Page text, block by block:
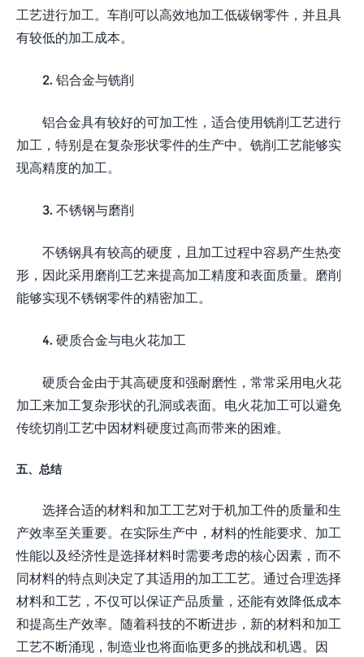
工艺进行加工。车削可以高效地加工低碳钢零件，并且具
有较低的加工成本。
2. 铝合金与铣削
铝合金具有较好的可加工性，适合使用铣削工艺进行
加工，特别是在复杂形状零件的生产中。铣削工艺能够实
现高精度的加工。
3. 不锈钢与磨削
不锈钢具有较高的硬度，且加工过程中容易产生热变
形，因此采用磨削工艺来提高加工精度和表面质量。磨削
能够实现不锈钢零件的精密加工。
4. 硬质合金与电火花加工
硬质合金由于其高硬度和强耐磨性，常常采用电火花
加工来加工复杂形状的孔洞或表面。电火花加工可以避免
传统切削工艺中因材料硬度过高而带来的困难。
五、总结
选择合适的材料和加工工艺对于机加工件的质量和生
产效率至关重要。在实际生产中，材料的性能要求、加工
性能以及经济性是选择材料时需要考虑的核心因素，而不
同材料的特点则决定了其适用的加工工艺。通过合理选择
材料和工艺，不仅可以保证产品质量，还能有效降低成本
和提高生产效率。随着科技的不断进步，新的材料和加工
工艺不断涌现，制造业也将面临更多的挑战和机遇。因